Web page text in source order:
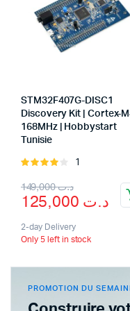
STM32F407G-DISC1
Discovery Kit | Cortex-
168MHz | Hobbystart
Tunisie
Rated
of 5
1
د.ت149,000
د.ت
2-day Delivery
Only 5 left in stock
PROMOTION DU